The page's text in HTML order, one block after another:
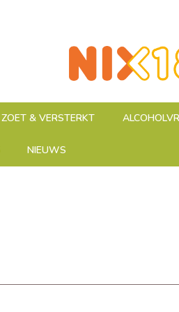
ZOET & VERSTERKT
NIEUWS